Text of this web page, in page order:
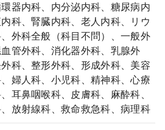
～ 18:00 （平日）
337-613
器内科、内分泌内科、糖尿病内
科、腎臓内科、老人内科、リウ
外科全般（科目不問）、一般外
管外科、消化器外科、乳腺外
科、整形外科、形成外科、美容
婦人科、小児科、精神科、心療
耳鼻咽喉科、皮膚科、麻酔科、
放射線科、救命救急科、病理科